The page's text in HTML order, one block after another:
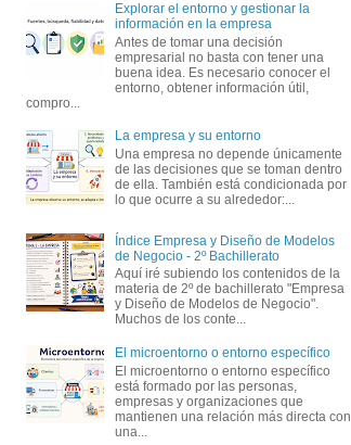
Explorar el entorno y gestionar la
información en la empresa
Antes de tomar una decisión
empresarial no basta con tener una
buena idea. Es necesario conocer el
entorno, obtener información útil,
compro...
La empresa y su entorno
Una empresa no depende únicamente
de las decisiones que se toman dentro
de ella. También está condicionada por
lo que ocurre a su alrededor:...
Índice Empresa y Diseño de Modelos
de Negocio - 2º Bachillerato
Aquí iré subiendo los contenidos de la
materia de 2º de bachillerato "Empresa
y Diseño de Modelos de Negocio".
Muchos de los conte...
El microentorno o entorno específico
El microentorno o entorno específico
está formado por las personas,
empresas y organizaciones que
mantienen una relación más directa con
una...